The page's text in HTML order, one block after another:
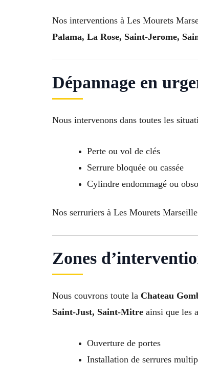
Nos interventions à Les Mourets
Palama, La Rose, Saint-Jerome,
Dépannage en
Nous intervenons dans toutes les
Perte ou vol de clés
Serrure bloquée ou cassée
Cylindre endommagé ou
Nos serruriers à Les Mourets
Zones
Nous couvrons toute la Chateau
Saint-Just, Saint-Mitre ainsi que les
Ouverture de portes
Installation de serrures